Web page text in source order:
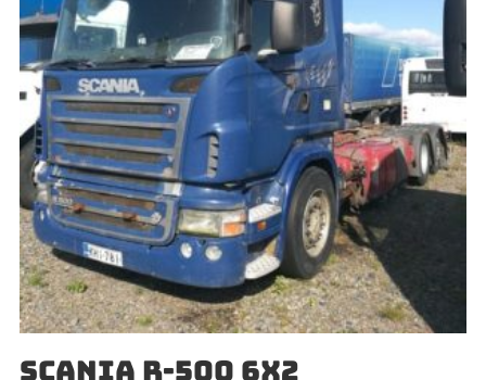
SCANIA R-500 6X2